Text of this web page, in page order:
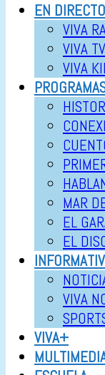
EN DIRECTO
VIVA
VIVA TV
VIVA
MAR
EL
EL
VIVA
VIVA+